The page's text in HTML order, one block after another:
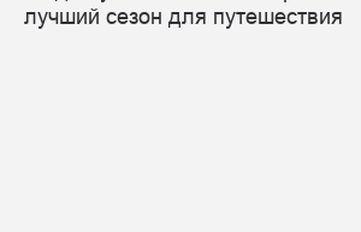
лучший сезон для путешествия